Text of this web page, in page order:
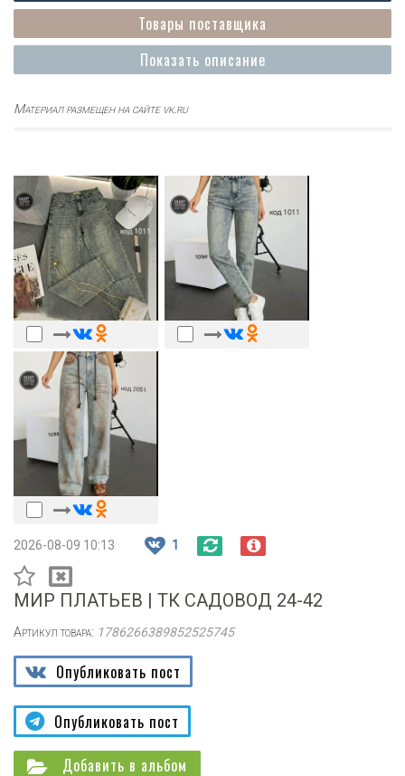
Показать описание
Товары поставщика
Материал размещен на сайте vk.ru
2026-08-09 10:13 1
МИР ПЛАТЬЕВ | ТК САДОВОД 24-42
Артикул товара: 1786266389852525745
Опубликовать пост
Опубликовать пост
Добавить в альбом